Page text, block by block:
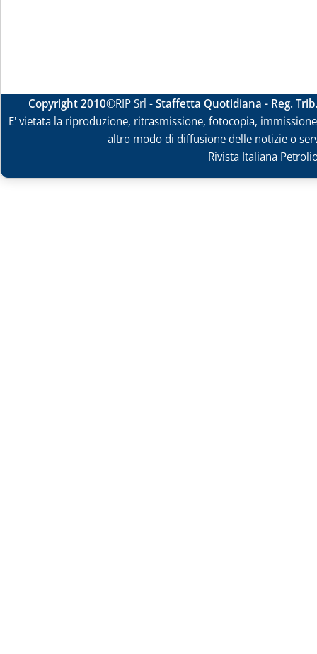
Copyright 2010©RIP Srl -Staffetta Quotidiana - Reg.
E' vietata la riproduzione, ritrasmissione, fotocopia,
altro modo di diffusione delle notizie o
Rivista Italiana